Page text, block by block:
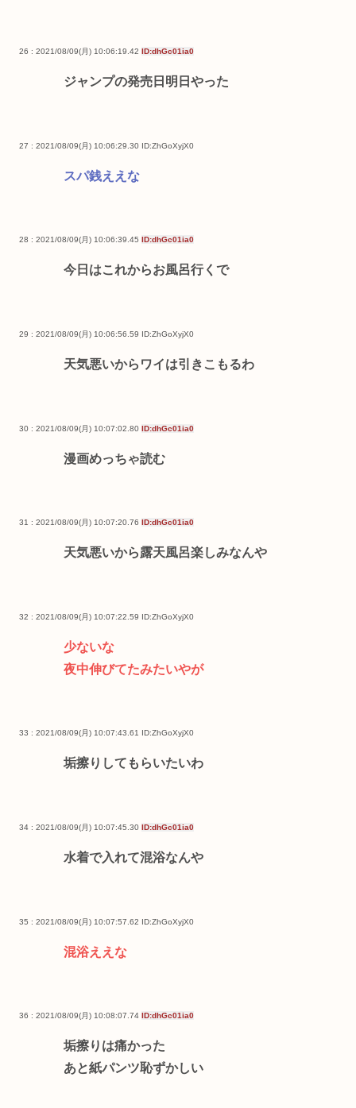
26 : 2021/08/09(月) 10:06:19.42 ID:dhGc01ia0
ジャンプの発売日明日やった
27 : 2021/08/09(月) 10:06:29.30 ID:ZhGoXyjX0
スパ銭ええな
28 : 2021/08/09(月) 10:06:39.45 ID:dhGc01ia0
今日はこれからお風呂行くで
29 : 2021/08/09(月) 10:06:56.59 ID:ZhGoXyjX0
天気悪いからワイは引きこもるわ
30 : 2021/08/09(月) 10:07:02.80 ID:dhGc01ia0
漫画めっちゃ読む
31 : 2021/08/09(月) 10:07:20.76 ID:dhGc01ia0
天気悪いから露天風呂楽しみなんや
32 : 2021/08/09(月) 10:07:22.59 ID:ZhGoXyjX0
少ないな
夜中伸びてたみたいやが
33 : 2021/08/09(月) 10:07:43.61 ID:ZhGoXyjX0
垢擦りしてもらいたいわ
34 : 2021/08/09(月) 10:07:45.30 ID:dhGc01ia0
水着で入れて混浴なんや
35 : 2021/08/09(月) 10:07:57.62 ID:ZhGoXyjX0
混浴ええな
36 : 2021/08/09(月) 10:08:07.74 ID:dhGc01ia0
垢擦りは痛かった
あと紙パンツ恥ずかしい